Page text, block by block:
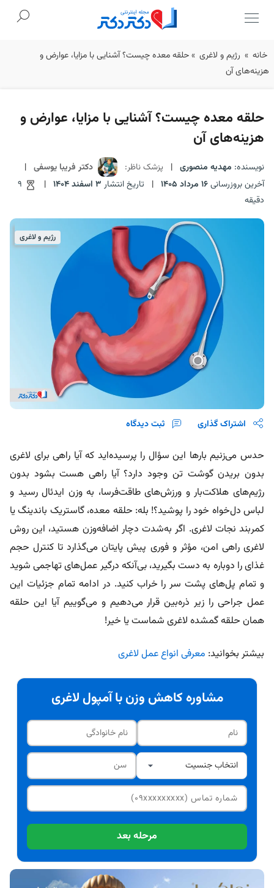
Skip
to
خانه » رژیم و لاغری »حلقه معده چیست؟ آشنایی با مزایا، عوارض و
هزینه‌های آن
حلقه معده چیست؟ آشنایی با مزایا، عوارض و
هزینه‌های آن
نویسنده: مهدیه منصوری | پزشک ناظر: دکتر فریبا یوسفی |
آخرین بروزرسانی16 مرداد 1405 | تاریخ انتشار 3 اسفند 1404 |
9
دقیقه
رژیم و لاغری
اشتراک گذاری ثبت دیدگاه
حدس می‌زنیم بارها این سؤال را پرسیده‌اید که آیا راهی برای لاغری
بدون بریدن گوشت تن وجود دارد؟ آیا راهی هست بشود بدون
رژیم‌های هلاکت‌بار و ورزش‌های طاقت‌فرسا، به وزن ایدئال رسید و
لباس دل‌خواه خود را پوشید؟! بله: حلقه معده، گاستریک باندینگ یا
کمربند نجات لاغری. اگر به‌شدت دچار اضافه‌وزن هستید، این روش
لاغری راهی امن، مؤثر و فوری پیش‌ پایتان می‌گذارد تا کنترل حجم
غذای را دوباره به دست بگیرید، بی‌آنکه درگیر عمل‌های تهاجمی شوید
و تمام پل‌های پشت سر را خراب کنید. در ادامه تمام جزئیات این
عمل جراحی را زیر ذره‌بین قرار می‌دهیم و می‌گوییم آیا این حلقه
همان حلقه گمشده لاغری شماست یا خیر!
بیشتر بخوانید: معرفی انواع عمل لاغری
مشاوره کاهش وزن با آمپول لاغری
مرحله بعد